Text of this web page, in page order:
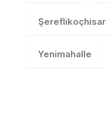
Şereflikoçhisar
Yenimahalle